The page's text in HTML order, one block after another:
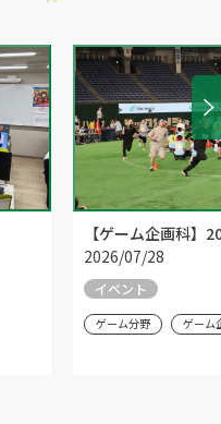
【ゲーム企画科】
2026/07/28
イベント
ゲーム分野 ゲーム